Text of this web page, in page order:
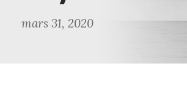
mars 31, 2020